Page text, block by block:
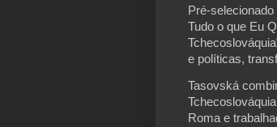
Pré-
Tudo o que Eu
e políticas,
Tasovská
Roma e